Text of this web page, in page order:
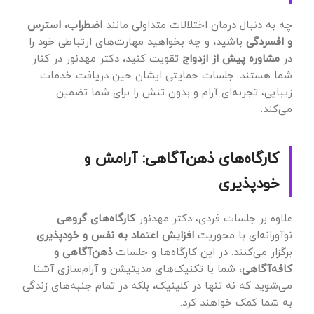
چه به دنبال درمان اختلالات متداولی ماننداضطراب، استرس
و افسردگی باشید، و چه بخواهید مهارت‌های ارتباطی خود را
درمشاوره پیش از ازدواج تقویت کنید، دکتر مهدنور در کنار
شما هستند. جلسات حمایتی ایشان حین دریافت خدمات
زیبایی، تجربه‌ای آرام و بدون تنش را برای شما تضمین
می‌کند.
کارگاه‌های ذهن‌آگاهی: آرامش و
خودپذیری
علاوه بر جلسات فردی، دکتر مهدنورکارگاه‌های گروهی
نوآورانه‌ای با محوریتافزایش اعتماد به نفس و خودپذیری
برگزار می‌کنند. در این کارگاه‌ها و جلساتذهن‌آگاهی و
کافه‌آگاهی، شما با تکنیک‌های مدیتیشن و آرام‌سازی آشنا
می‌شوید که نه تنها در کلینیک، بلکه در تمام جنبه‌های زندگی
به شما کمک خواهند کرد.